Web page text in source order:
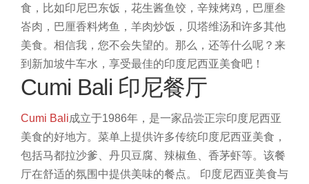
食，比如印尼巴东饭，花生酱鱼饺，辛辣烤鸡，巴厘叁
峇肉，巴厘香料烤鱼，羊肉炒饭，贝塔维汤和许多其他
美食。相信我，您不会失望的。那么，还等什么呢？来
到新加坡牛车水，享受最佳的印度尼西亚美食吧！
Cumi Bali 印尼餐厅
Cumi Bali成立于1986年，是一家品尝正宗印度尼西亚
美食的好地方。菜单上提供许多传统印度尼西亚美食，
包括马都拉沙爹、丹贝豆腐、辣椒鱼、香茅虾等。该餐
厅在舒适的氛围中提供美味的餐点。
印度尼西亚美食与